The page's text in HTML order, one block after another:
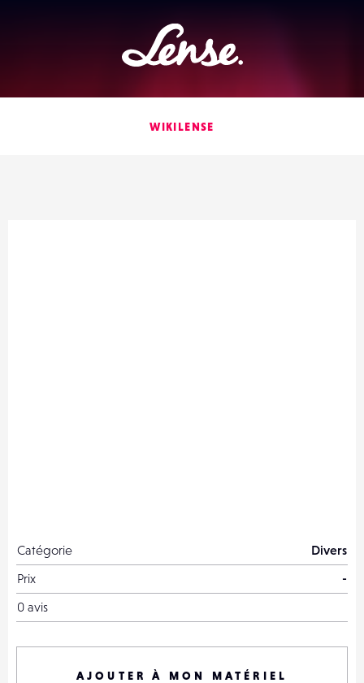
Lense
WIKILENSE
Catégorie
Divers
Prix
-
0 avis
AJOUTER À MON MATÉRIEL